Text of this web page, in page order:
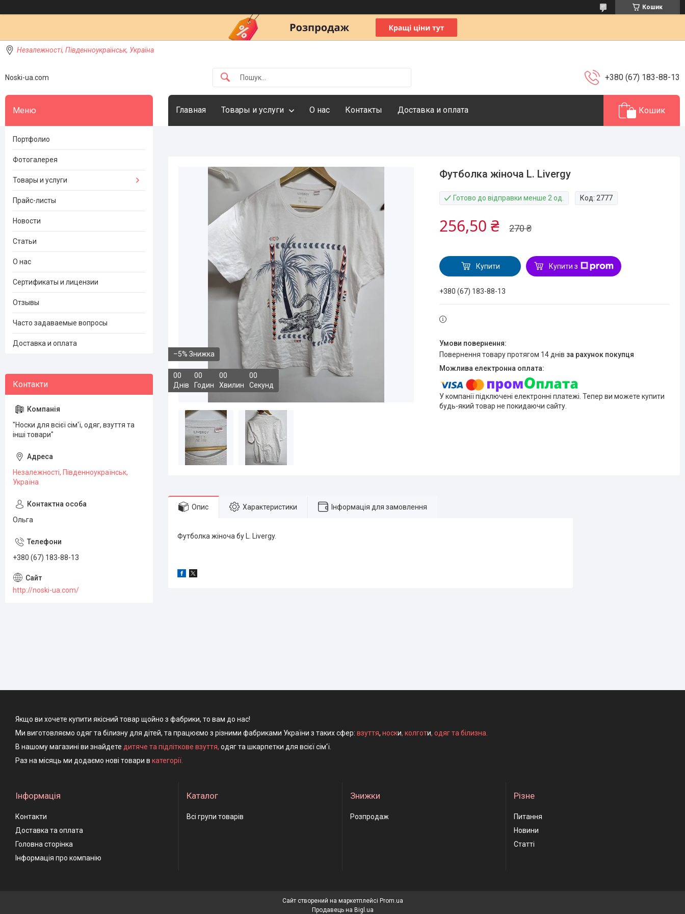
Кошик
Незалежності, Південноукраїнськ, Україна
Noski-ua.com +380 (67) 183-88-13
Главная Товары и услуги О нас Контакты Доставка и оплата Кошик
–5%
00
Днів
00
Годин
00
Хвилин
00
Секунд
Футболка жіноча L. Livergy
Готово до відправки менше 2 од. Код: 2777
270 ₴
256,50 ₴
Купити Купити з
+380 (67) 183-88-13
повернення товару протягом 14 днів за рахунок покупця
У компанії підключені електронні платежі. Тепер ви можете купити
будь-який товар не покидаючи сайту.
Опис Характеристики Інформація для замовлення
Футболка жіноча бу L. Livergy.
Портфолио
Фотогалерея
Товары и услуги
Прайс-листы
Новости
Статьи
О нас
Сертификаты и лицензии
Отзывы
Часто задаваемые вопросы
Доставка и оплата
"Носки для всієї сім'ї, одяг, взуття та
інші товари"
Незалежності, Південноукраїнськ,
Україна
Ольга
+380 (67) 183-88-13
http://noski-ua.com/
Якщо ви хочете купити якісний товар щойно з фабрики, то вам до нас!
Ми виготовляємо одяг та білизну для дітей, та працюємо з різними фабриками України з таких сфер: взуття, носки, колготи, одяг та білизна.
В нашому магазині ви знайдете дитяче та підліткове взуття, одяг та шкарпетки для всієї сім'ї.
Раз на місяць ми додаємо нові товари в категорії.
Інформація
Контакти
Доставка та оплата
Головна сторінка
Інформація про компанію
Каталог
Всі групи товарів
Знижки
Розпродаж
Різне
Питання
Новини
Статті
Сайт створений на маркетплейсі Prom.ua
Продавець на Bigl.ua